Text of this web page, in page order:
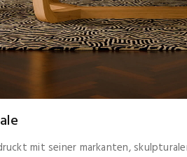
mit seiner markanten,